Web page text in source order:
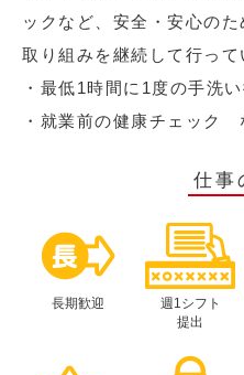
ックなど、安全・安心の
取り組みを継続して行って
・最低1時間に1度の手洗
・就業前の健康チェック
仕事
長期歓迎
週1シフト
提出